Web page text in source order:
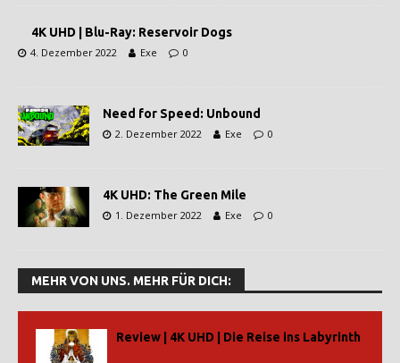
4K UHD | Blu-Ray: Reservoir Dogs
4. Dezember 2022 Exe 0
Need for Speed: Unbound
2. Dezember 2022 Exe 0
4K UHD: The Green Mile
1. Dezember 2022 Exe 0
MEHR VON UNS. MEHR FÜR DICH:
Review | 4K UHD | Die Reise ins Labyrinth